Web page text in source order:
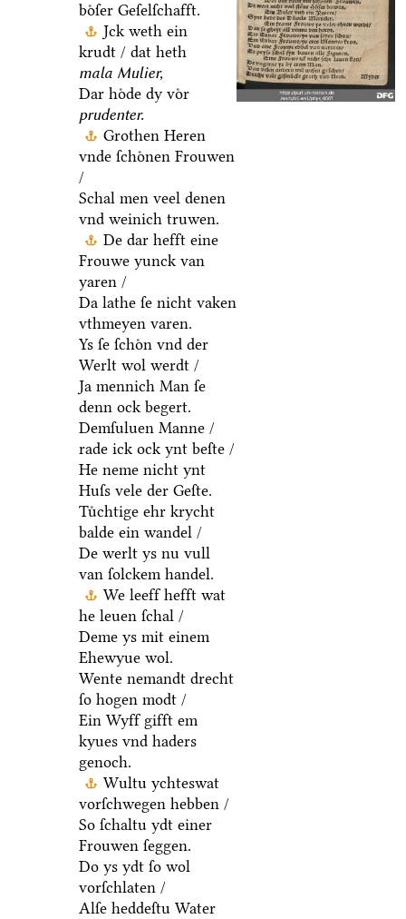
boͤſer Geſelſchafft.
Jck weth ein
krudt / dat heth
mala Mulier,
Dar hoͤde dy voͤr
prudenter.
Grothen Heren
vnde ſchoͤnen Frouwen
/
Schal men veel denen
vnd weinich truwen.
De dar hefft eine
Frouwe yunck van
yaren /
Da lathe ſe nicht vaken
vthmeyen varen.
Ys ſe ſchoͤn vnd der
Werlt wol werdt /
Ja mennich Man ſe
denn ock begert.
Demſuluen Manne /
rade ick ock ynt beſte /
He neme nicht ynt
Huſs vele der Geſte.
Tuͤchtige ehr krycht
balde ein wandel /
De werlt ys nu vull
van ſolckem handel.
We leeff hefft wat
he leuen ſchal /
Deme ys mit einem
Ehewyue wol.
Wente nemandt drecht
ſo hogen modt /
Ein Wyff gifft em
kyues vnd haders
genoch.
Wultu ychteswat
vorſchwegen hebben /
So ſchaltu ydt einer
Frouwen ſeggen.
Do ys ydt ſo wol
vorſchlaten /
Alſe heddeſtu Water